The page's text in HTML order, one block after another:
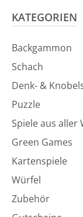
KATEGORIEN
Backgammon
Schach
Denk- &
Puzzle
Spiele aus aller
Green Games
Kartenspiele
Würfel
Zubehör